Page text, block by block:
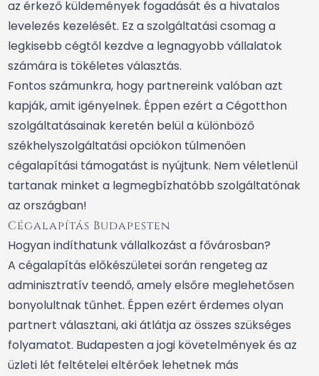
az érkező küldemények fogadását és a hivatalos
levelezés kezelését. Ez a szolgáltatási csomag a
legkisebb cégtől kezdve a legnagyobb vállalatok
számára is tökéletes választás.
Fontos számunkra, hogy partnereink valóban azt
kapják, amit igényelnek. Éppen ezért a Cégotthon
szolgáltatásainak keretén belül a különböző
székhelyszolgáltatási opciókon túlmenően
cégalapítási támogatást is nyújtunk. Nem véletlenül
tartanak minket a legmegbízhatóbb szolgáltatónak
az országban!
Cégalapítás Budapesten
Hogyan indíthatunk vállalkozást a fővárosban?
A cégalapítás előkészületei során rengeteg az
adminisztratív teendő, amely elsőre meglehetősen
bonyolultnak tűnhet. Éppen ezért érdemes olyan
partnert választani, aki átlátja az összes szükséges
folyamatot. Budapesten a jogi követelmények és az
üzleti lét feltételei eltérőek lehetnek más